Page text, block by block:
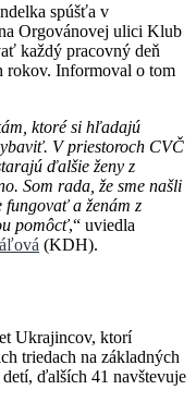
spúšťa v
Orgovánovej ulici Klub
každý pracovný deň
rokov. Informoval o tom
ktoré si hľadajú
V priestoroch CVČ
ďalšie ženy z
Som rada, že sme našli
fungovať a ženám z
pomôcť,“ uviedla
(KDH).
Ukrajincov, ktorí
triedach na základných
ďalších 41 navštevuje